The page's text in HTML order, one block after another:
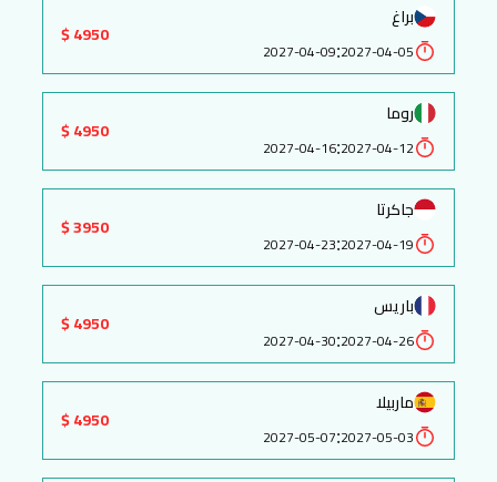
براغ
2027-04-05
:
2027-04-09
4950 $
روما
2027-04-12
:
2027-04-16
4950 $
جاكرتا
2027-04-19
:
2027-04-23
3950 $
باريس
2027-04-26
:
2027-04-30
4950 $
ماربيلا
2027-05-03
:
2027-05-07
4950 $